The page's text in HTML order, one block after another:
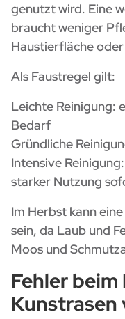
genutzt wird. Eine
braucht weniger
Haustierfläche
Als Faustregel gilt:
Leichte Reinigung:
Bedarf
Gründliche
Intensive
starker Nutzung
Im Herbst kann
sein, da Laub und
Moos und
Fehler
Kunstrasen